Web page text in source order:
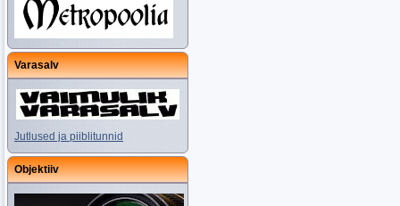
Varasalv
Jutlused ja piiblitunnid
Objektiiv